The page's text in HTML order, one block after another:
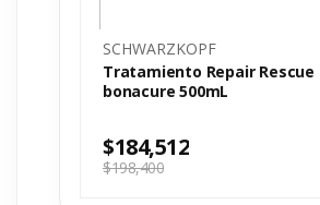
SCHWARZKOPF
Tratamiento Repair Rescue
bonacure 500mL
$198,400
$184,512